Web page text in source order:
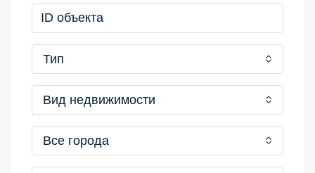
Тип
Вид недвижимости
Все города